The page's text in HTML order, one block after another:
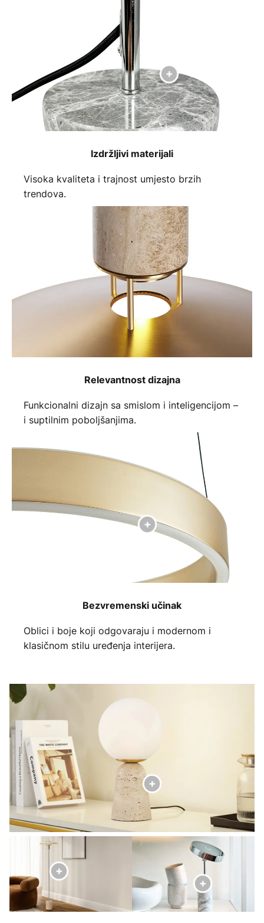
Izdržljivi materijali
Visoka kvaliteta i trajnost umjesto brzih
trendova.
Relevantnost dizajna
Funkcionalni dizajn sa smislom i inteligencijom –
i suptilnim poboljšanjima.
Bezvremenski učinak
Oblici i boje koji odgovaraju i modernom i
klasičnom stilu uređenja interijera.